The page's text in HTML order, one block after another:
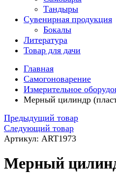
Тандыры
Сувенирная продукция
Бокалы
Литература
Товар для дачи
Главная
Самогоноварение
Измерительное
Мерный цилиндр
Предыдущий товар
Следующий товар
Артикул: ART1973
Мерный